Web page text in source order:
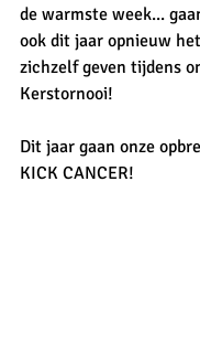
de warmste week...
ook dit jaar opnieuw
zichzelf geven tijdens
Kerstornooi!
Dit jaar gaan onze
KICK CANCER!